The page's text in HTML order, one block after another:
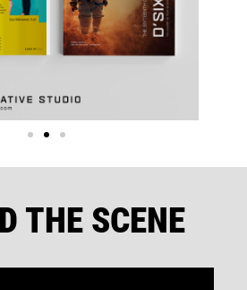
THE SCENE